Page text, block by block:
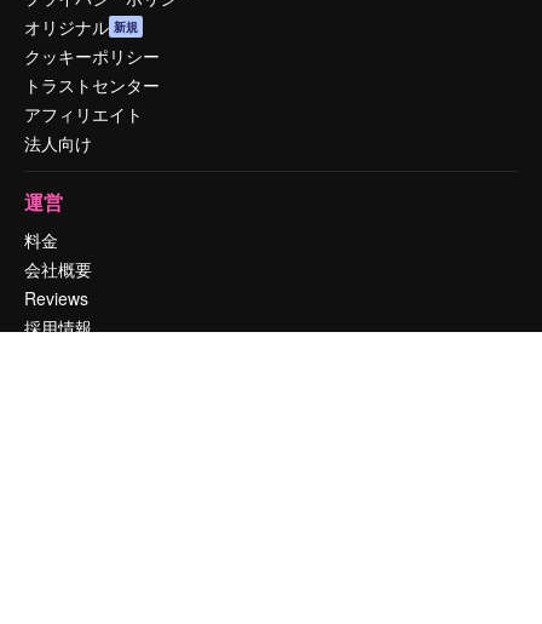
オリジナル 新規
クッキーポリシー
トラストセンター
アフィリエイト
法人向け
運営
料金
会社概要
Reviews
採用情報